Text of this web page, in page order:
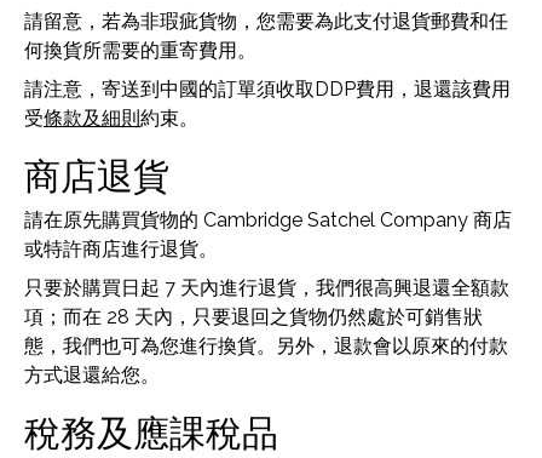
請留意，若為非瑕疵貨物，您需要為此支付退貨郵費和任
何換貨所需要的重寄費用。
請注意，寄送到中國的訂單須收取DDP費用，退還該費用
受條款及細則約束。
商店退貨
請在原先購買貨物的 Cambridge Satchel Company 商店
或特許商店進行退貨。
只要於購買日起 7 天內進行退貨，我們很高興退還全額款
項；而在 28 天內，只要退回之貨物仍然處於可銷售狀
態，我們也可為您進行換貨。另外，退款會以原來的付款
方式退還給您。
稅務及應課稅品